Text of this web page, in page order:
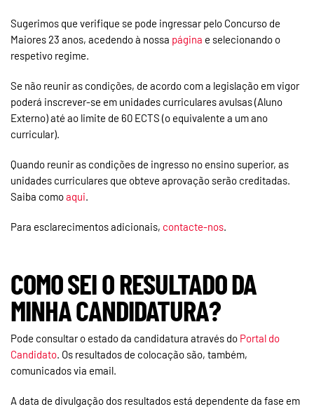
Sugerimos que verifique se pode ingressar pelo Concurso de
Maiores 23 anos, acedendo à nossa página e selecionando o
respetivo regime.
Se não reunir as condições, de acordo com a legislação em vigor
poderá inscrever-se em unidades curriculares avulsas (Aluno
Externo) até ao limite de 60 ECTS (o equivalente a um ano
curricular).
Quando reunir as condições de ingresso no ensino superior, as
unidades curriculares que obteve aprovação serão creditadas.
Saiba comoaqui.
Para esclarecimentos adicionais, contacte-nos.
COMO SEI O RESULTADO DA
MINHA CANDIDATURA?
Pode consultar o estado da candidatura através do Portal do
Candidato. Os resultados de colocação são, também,
comunicados via email.
A data de divulgação dos resultados está dependente da fase em